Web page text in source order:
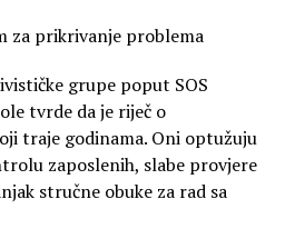
za prikrivanje problema
grupe poput SOS
tvrde da je riječ o
traje godinama. Oni optužuju
zaposlenih, slabe provjere
stručne obuke za rad sa